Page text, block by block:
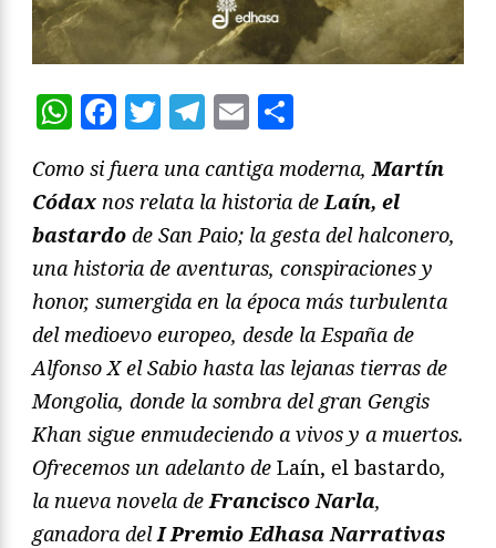
WhatsApp
Facebook
Twitter
Telegram
Email
Como si fuera una cantiga moderna, Martín
Códax nos relata la historia de Laín, el
bastardo de San Paio; la gesta del halconero,
una historia de aventuras, conspiraciones y
honor, sumergida en la época más turbulenta
del medioevo europeo, desde la España de
Alfonso X el Sabio hasta las lejanas tierras de
Mongolia, donde la sombra del gran Gengis
Khan sigue enmudeciendo a vivos y a muertos.
Ofrecemos un adelanto de Laín, el bastardo,
la nueva novela de Francisco Narla,
ganadora delI Premio Edhasa Narrativas